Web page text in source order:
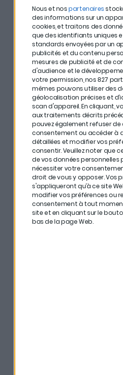
Nous et nospartenaires
des informations sur un
cookies, et traitons des
que des identifiants uniques
standards envoyées par un
publicités et du contenu
mesures de publicité et de
d'audience et le
votre permission, nos 827
mêmes pouvons utiliser des
géolocalisation précises et
scan d'appareil. En cliquant,
aux traitements décrits
pouvez également refuser de
consentement ou accéder à
détaillées et modifier vos
consentir.Veuillez noter que
de vos données personnelles
nécessiter votre
droit de vous y opposer. Vos
s'appliqueront qu’à ce site
modifier vos préférences ou
consentement à tout
site et en cliquant sur le
bas de la page Web.
fonctionnement de la Loi Pinel,
aussi tout ce à quoi il faut
défiscalise avec l’immobilier :
Choisissez le bon conseiller
patrimoine. Il faut absolument
confiance en lui.
Mais aussi le bon promoteur.
Réalisez une étude
de votre fiscalité avant même
Projetez-vous dans le bien
Demandez-vous toujours :
vivre ? C’est important.
Acheter du neuf vous
sécurité. Et vous pourrez